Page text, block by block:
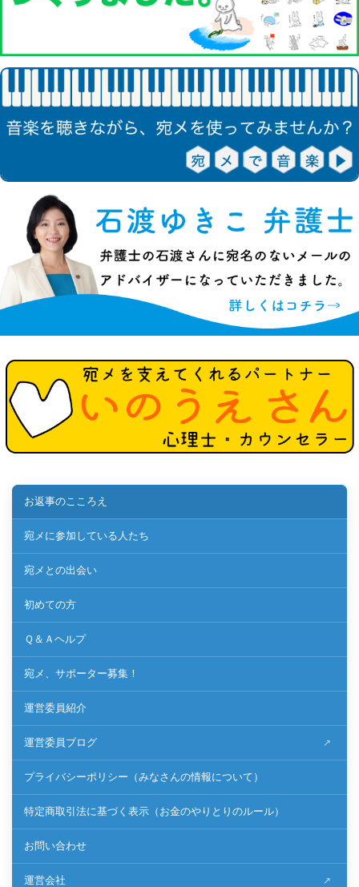
お返事のこころえ
宛メに参加している人たち
宛メとの出会い
初めての方
Ｑ＆Ａヘルプ
宛メ、サポーター募集！
運営委員紹介
運営委員ブログ
プライバシーポリシー（みなさんの情報について）
特定商取引法に基づく表示（お金のやりとりのルール）
お問い合わせ
運営会社